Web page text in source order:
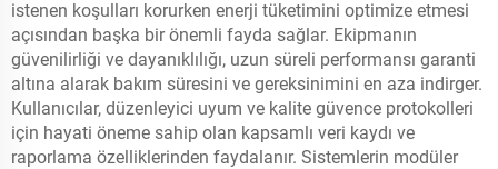
istenen koşulları korurken enerji tüketimini optimize etmesi
açısından başka bir önemli fayda sağlar. Ekipmanın
güvenilirliği ve dayanıklılığı, uzun süreli performansı garanti
altına alarak bakım süresini ve gereksinimini en aza indirger.
Kullanıcılar, düzenleyici uyum ve kalite güvence protokolleri
için hayati öneme sahip olan kapsamlı veri kaydı ve
raporlama özelliklerinden faydalanır. Sistemlerin modüler